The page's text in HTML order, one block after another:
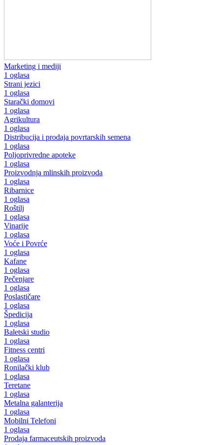
Marketing i mediji
1 oglasa
Strani jezici
1 oglasa
Starački domovi
1 oglasa
Agrikultura
1 oglasa
Distribucija i prodaja povrtarskih semena
1 oglasa
Poljoprivredne apoteke
1 oglasa
Proizvodnja mlinskih proizvoda
1 oglasa
Ribarnice
1 oglasa
Roštilj
1 oglasa
Vinarije
1 oglasa
Voće i Povrće
1 oglasa
Kafane
1 oglasa
Pečenjare
1 oglasa
Poslastičare
1 oglasa
Špedicija
1 oglasa
Baletski studio
1 oglasa
Fitness centri
1 oglasa
Ronilački klub
1 oglasa
Teretane
1 oglasa
Metalna galanterija
1 oglasa
Mobilni Telefoni
1 oglasa
Prodaja farmaceutskih proizvoda